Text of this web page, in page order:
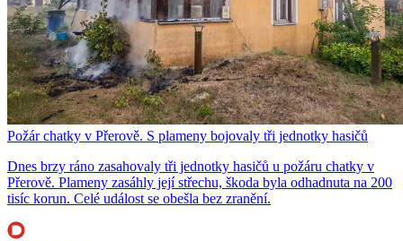
Požár chatky v Přerově. S plameny bojovaly tři jednotky hasičů
Dnes brzy ráno zasahovaly tři jednotky hasičů u požáru chatky v
Přerově. Plameny zasáhly její střechu, škoda byla odhadnuta na 200
tisíc korun. Celé událost se obešla bez zranění.